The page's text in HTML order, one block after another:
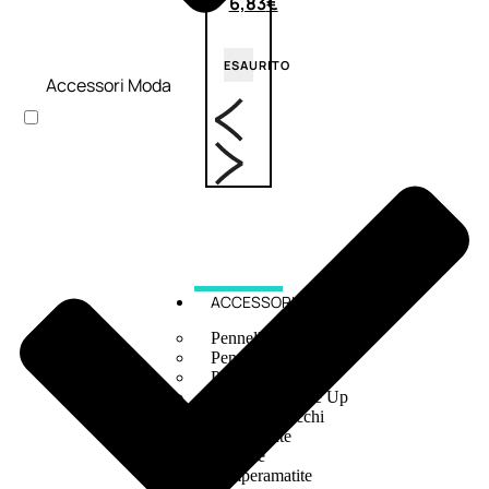
ESAURITO
ACCESSORI
Pennelli Viso
Pennelli Occhi
Pennelli Labbra
Accessori Make Up
Accessori Occhi
Ciglia Finte
Pinzette
Temperamatite
Accessori Moda